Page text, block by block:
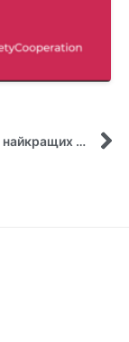
Долучаємо найкращих до практико-орієнтованих заходів